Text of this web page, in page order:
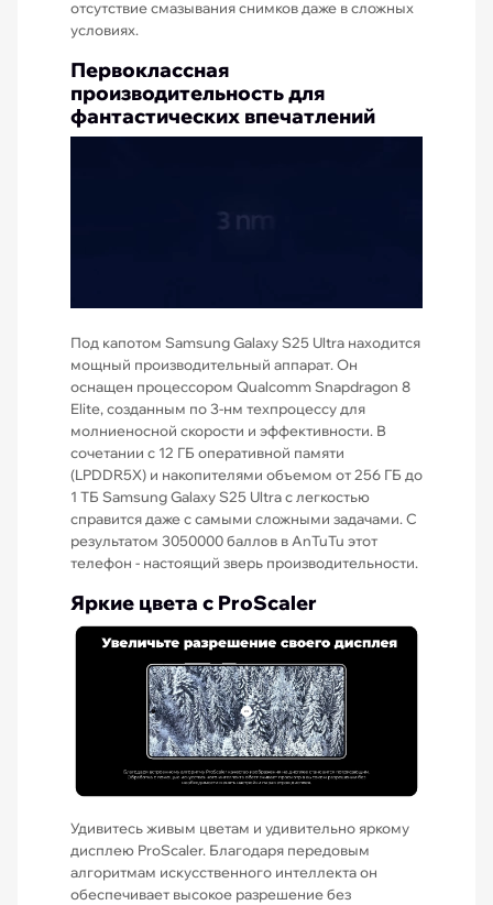
отсутствие смазывания снимков даже в сложных
условиях.
Первоклассная
производительность для
фантастических впечатлений
Под капотом Samsung Galaxy S25 Ultra находится
мощный производительный аппарат. Он
оснащен процессором Qualcomm Snapdragon 8
Elite, созданным по 3-нм техпроцессу для
молниеносной скорости и эффективности. В
сочетании с 12 ГБ оперативной памяти
(LPDDR5X) и накопителями объемом от 256 ГБ до
1 ТБ Samsung Galaxy S25 Ultra с легкостью
справится даже с самыми сложными задачами. С
результатом 3050000 баллов в AnTuTu этот
телефон - настоящий зверь производительности.
Яркие цвета с ProScaler
Удивитесь живым цветам и удивительно яркому
дисплею ProScaler. Благодаря передовым
алгоритмам искусственного интеллекта он
обеспечивает высокое разрешение без